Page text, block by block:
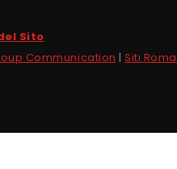
Sito
Communication |Siti Roma